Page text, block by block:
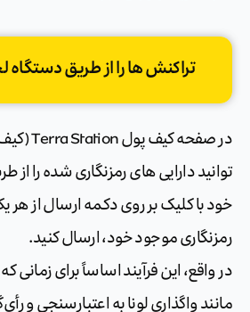
تراکنش ها را از طریق دستگاه
خود با کلیک بر روی دکمه ارسال از هر یک
رمزنگاری موجود خود، ارسال کنید.
در واقع، این فرآیند اساساً برای زمانی
مانند واگذاری لونا به اعتبارسنجی و